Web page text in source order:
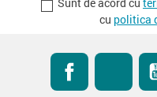
Sunt de acord cu
cu politica
FacebookRSS